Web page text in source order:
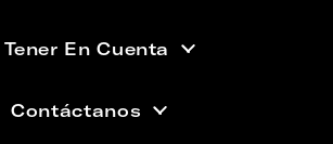
En Cuenta
Contáctanos